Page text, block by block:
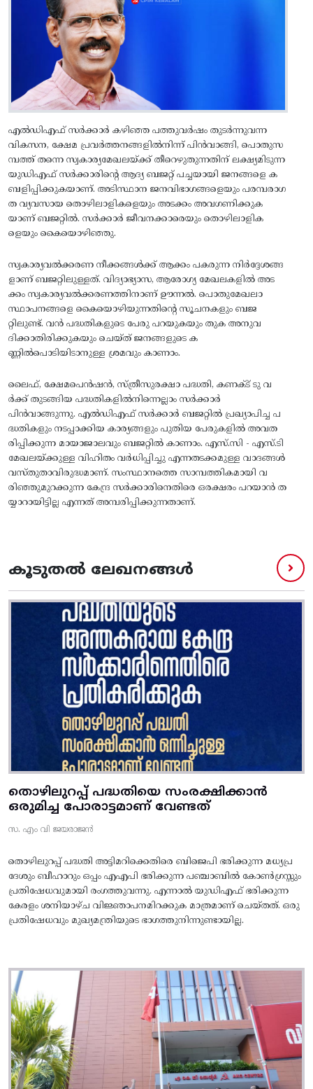
എല്‍ഡിഎഫ്‌ സര്‍ക്കാര്‍ കഴിഞ്ഞ പത്തുവര്‍ഷം തുടര്‍ന്നുവന്ന
വികസന, ക്ഷേമ പ്രവര്‍ത്തനങ്ങളില്‍നിന്ന്‌ പിന്‍വാങ്ങി, പൊതുസ
മ്പത്ത്‌ തന്നെ സ്വകാര്യമേഖലയ്‌ക്ക്‌ തീറെഴുതുന്നതിന്‌ ലക്ഷ്യമിടുന്ന
യുഡിഎഫ്‌ സര്‍ക്കാരിന്റെ ആദ്യ ബജറ്റ്‌ പച്ചയായി ജനങ്ങളെ ക
ബളിപ്പിക്കുകയാണ്‌. അടിസ്ഥാന ജനവിഭാഗങ്ങളെയും പരമ്പരാഗ
ത വ്യവസായ തൊഴിലാളികളെയും അടക്കം അവഗണിക്കുക
യാണ്‌ ബജറ്റില്‍. സര്‍ക്കാര്‍ ജീവനക്കാരെയും തൊഴിലാളിക
ളെയും കൈയൊഴിഞ്ഞു.
സ്വകാര്യവല്‍ക്കരണ നീക്കങ്ങള്‍ക്ക്‌ ആക്കം പകരുന്ന നിര്‍ദ്ദേശങ്ങ
ളാണ്‌ ബജറ്റിലുള്ളത്‌. വിദ്യാഭ്യാസ, ആരോഗ്യ മേഖലകളില്‍ അട
ക്കം സ്വകാര്യവല്‍ക്കരണത്തിനാണ്‌ ഊന്നല്‍. പൊതുമേഖലാ
സ്ഥാപനങ്ങളെ കൈയൊഴിയുന്നതിന്റെ സൂചനകളും ബജ
റ്റിലുണ്ട്‌. വന്‍ പദ്ധതികളുടെ പേരു പറയുകയും തുക അനുവ
ദിക്കാതിരിക്കുകയും ചെയ്‌ത്‌ ജനങ്ങളുടെ ക
ണ്ണില്‍പൊടിയിടാനുള്ള ശ്രമവും കാണാം.
ലൈഫ്‌, ക്ഷേമപെന്‍ഷന്‍, സ്‌ത്രീസുരക്ഷാ പദ്ധതി, കണക്ട്‌ ടു വ
ര്‍ക്ക്‌ തുടങ്ങിയ പദ്ധതികളില്‍നിന്നെല്ലാം സര്‍ക്കാര്‍
പിന്‍വാങ്ങുന്നു. എല്‍ഡിഎഫ്‌ സര്‍ക്കാര്‍ ബജറ്റില്‍ പ്രഖ്യാപിച്ച പ
ദ്ധതികളും നടപ്പാക്കിയ കാര്യങ്ങളും പുതിയ പേരുകളില്‍ അവത
രിപ്പിക്കുന്ന മായാജാലവും ബജറ്റില്‍ കാണാം. എസ്‌.സി - എസ്‌.ടി
മേഖലയ്‌ക്കുള്ള വിഹിതം വര്‍ധിപ്പിച്ചു എന്നതടക്കമുള്ള വാദങ്ങള്‍
വസ്‌തുതാവിരുദ്ധമാണ്‌. സംസ്ഥാനത്തെ സാമ്പത്തികമായി വ
രിഞ്ഞുമുറക്കുന്ന കേന്ദ്ര സര്‍ക്കാരിനെതിരെ ഒരക്ഷരം പറയാന്‍ ത
യ്യാറായിട്ടില്ല എന്നത്‌ അമ്പരിപ്പിക്കുന്നതാണ്‌.
കൂടുതൽ ലേഖനങ്ങൾ
തൊഴിലുറപ്പ് പദ്ധതിയെ സംരക്ഷിക്കാൻ
ഒരുമിച്ച പോരാട്ടമാണ് വേണ്ടത്
സ. എം വി ജയരാജൻ
തൊഴിലുറപ്പ് പദ്ധതി അട്ടിമറിക്കെതിരെ ബിജെപി ഭരിക്കുന്ന മധ്യപ്ര
ദേശും ബീഹാറും ഒപ്പം എഎപി ഭരിക്കുന്ന പഞ്ചാബിൽ കോൺഗ്രസ്സും
പ്രതിഷേധവുമായി രംഗത്തുവന്നു. എന്നാൽ യുഡിഎഫ് ഭരിക്കുന്ന
കേരളം ശനിയാഴ്ച വിജ്ഞാപനമിറക്കുക മാത്രമാണ് ചെയ്തത്. ഒരു
പ്രതിഷേധവും മുഖ്യമന്ത്രിയുടെ ഭാഗത്തുനിന്നുണ്ടായില്ല.